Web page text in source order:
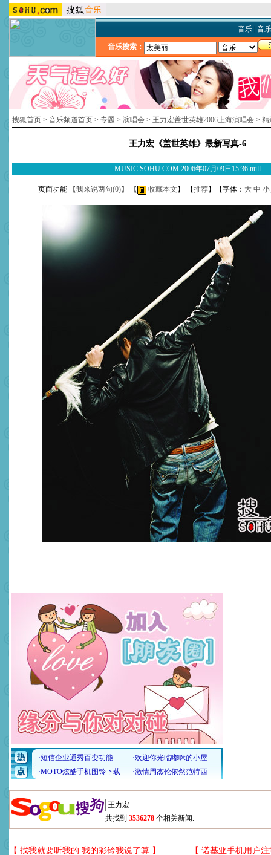
音乐| 音
音乐搜索：
搜狐首页 > 音乐频道首页 > 专题 > 演唱会 > 王力宏盖世英雄2006上海演唱会 > 精
王力宏《盖世英雄》最新写真-6
MUSIC.SOHU.COM 2006年07月09日15:36 null
页面功能 【我来说两句(0)】 【 收藏本文 】 【推荐】【字体： 大 中 小
共找到 3536278 个相关新闻.